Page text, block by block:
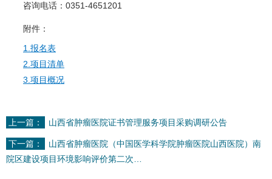
咨询电话：0351-4651201
附件：
1.报名表
2.项目清单
3.项目概况
上一篇： 山西省肿瘤医院证书管理服务项目采购调研公告
下一篇：
山西省肿瘤医院（中国医学科学院肿瘤医院山西医院）南
院区建设项目环境影响评价第二次…